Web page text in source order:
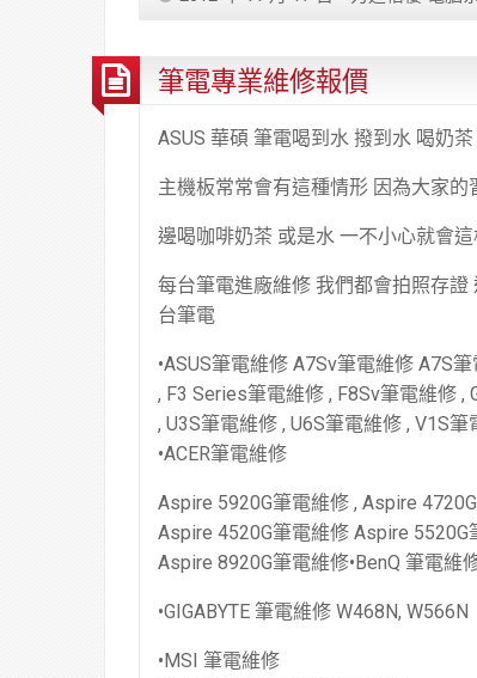
筆電專業維修報價
ASUS 華碩 筆電喝到水 撥到水 喝奶茶
主機板常常會有這種情形 因為大家的
邊喝咖啡奶茶 或是水 一不小心就會
每台筆電進廠維修 我們都會拍照存
台筆電
•ASUS筆電維修 A7Sv筆電維修 A7S
, F3 Series筆電維修 , F8Sv筆電維修 ,
, U3S筆電維修 , U6S筆電維修 , V1S
•ACER筆電維修
Aspire 5920G筆電維修 , Aspire
Aspire 4520G筆電維修 Aspire 5520G
Aspire 8920G筆電維修•BenQ 筆電維
•GIGABYTE 筆電維修 W468N, W566N
•MSI 筆電維修